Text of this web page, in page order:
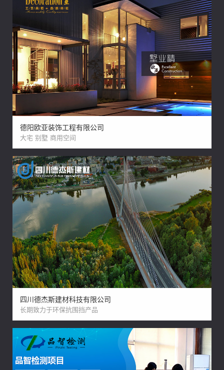
德阳欧亚装饰工程有限公司
大宅 别墅 商用空间
四川德杰斯建材科技有限公司
长期致力于环保抗围挡产品